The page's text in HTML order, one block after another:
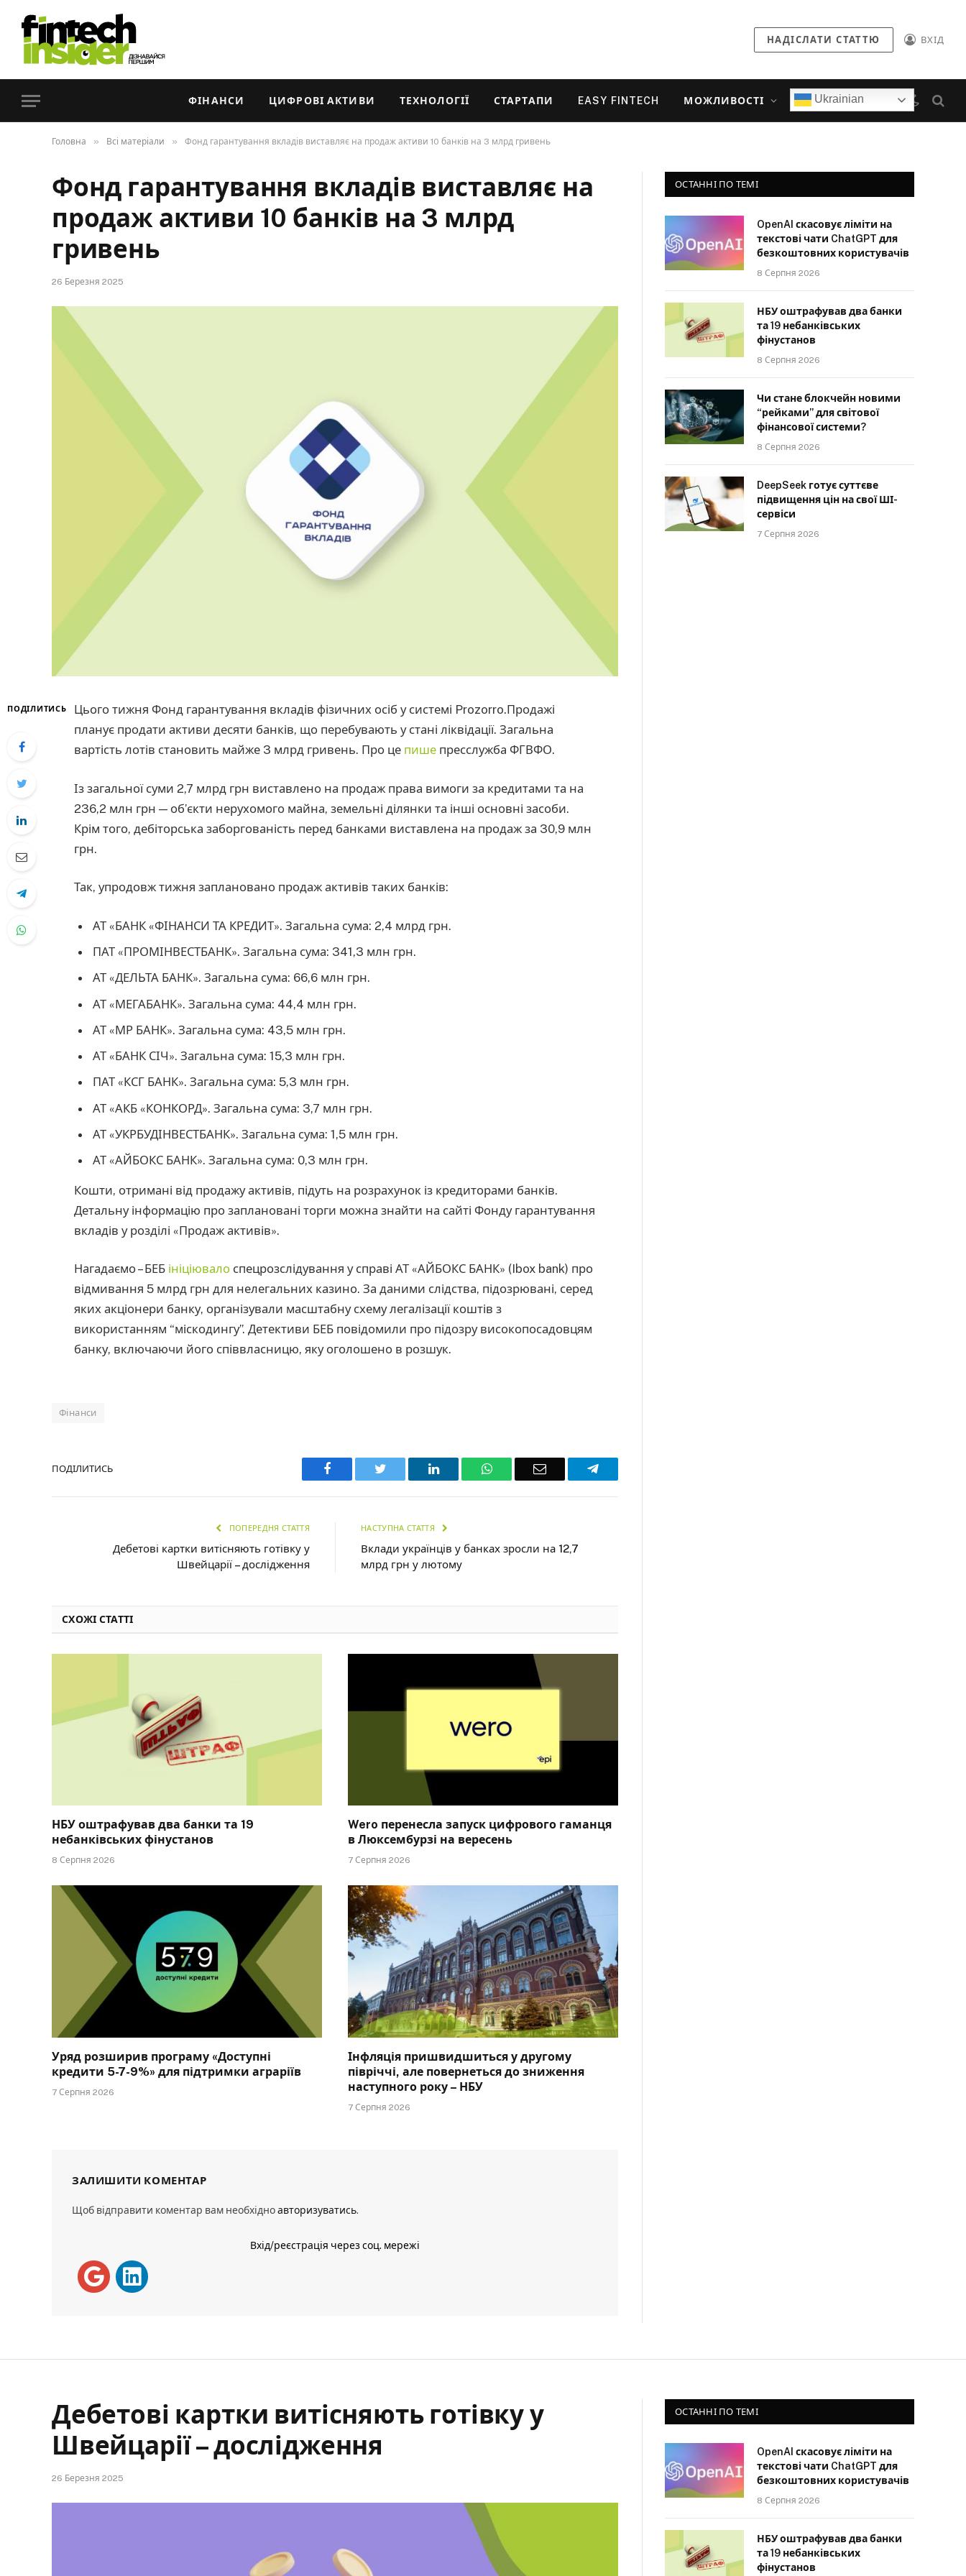
НАДІСЛАТИ СТАТТЮ ВХІД
ФІНАНСИ ЦИФРОВІ АКТИВИ ТЕХНОЛОГІЇ СТАРТАПИ EASY FINTECH МОЖЛИВОСТІ Ukrainian
Головна » Всі матеріали » Фонд гарантування вкладів виставляє на продаж активи 10 банків на 3 млрд гривень
Фонд гарантування вкладів виставляє на
продаж активи 10 банків на 3 млрд
гривень
26 Березня 2025
ПОДІЛИТИСЬ
Цього тижня Фонд гарантування вкладів фізичних осіб у системі Prozorro.Продажі
планує продати активи десяти банків, що перебувають у стані ліквідації. Загальна
вартість лотів становить майже 3 млрд гривень. Про це пише пресслужба ФГВФО.
Із загальної суми 2,7 млрд грн виставлено на продаж права вимоги за кредитами та на
236,2 млн грн — об’єкти нерухомого майна, земельні ділянки та інші основні засоби.
Крім того, дебіторська заборгованість перед банками виставлена на продаж за 30,9 млн
грн.
Так, упродовж тижня заплановано продаж активів таких банків:
АТ «БАНК «ФІНАНСИ ТА КРЕДИТ». Загальна сума: 2,4 млрд грн.
ПАТ «ПРОМІНВЕСТБАНК». Загальна сума: 341,3 млн грн.
АТ «ДЕЛЬТА БАНК». Загальна сума: 66,6 млн грн.
АТ «МЕГАБАНК». Загальна сума: 44,4 млн грн.
АТ «МР БАНК». Загальна сума: 43,5 млн грн.
АТ «БАНК СІЧ». Загальна сума: 15,3 млн грн.
ПАТ «КСГ БАНК». Загальна сума: 5,3 млн грн.
АТ «АКБ «КОНКОРД». Загальна сума: 3,7 млн грн.
АТ «УКРБУДІНВЕСТБАНК». Загальна сума: 1,5 млн грн.
АТ «АЙБОКС БАНК». Загальна сума: 0,3 млн грн.
Кошти, отримані від продажу активів, підуть на розрахунок із кредиторами банків.
Детальну інформацію про заплановані торги можна знайти на сайті Фонду гарантування
вкладів у розділі «Продаж активів».
Нагадаємо – БЕБ ініціювало спецрозслідування у справі АТ «АЙБОКС БАНК» (Ibox bank) про
відмивання 5 млрд грн для нелегальних казино. За даними слідства, підозрювані, серед
яких акціонери банку, організували масштабну схему легалізації коштів з
використанням “міскодингу”. Детективи БЕБ повідомили про підозру високопосадовцям
банку, включаючи його співвласницю, яку оголошено в розшук.
Фінанси
ПОДІЛИТИСЬ Facebook Twitter LinkedIn WhatsAppEmail Telegram
ПОПЕРЕДНЯ СТАТТЯ
Дебетові картки витісняють готівку у
Швейцарії – дослідження
НАСТУПНА СТАТТЯ
Вклади українців у банках зросли на 12,7
млрд грн у лютому
СХОЖІ СТАТТІ
НБУ оштрафував два банки та 19
небанківських фінустанов
8 Серпня 2026
Wero перенесла запуск цифрового гаманця
в Люксембурзі на вересень
7 Серпня 2026
Уряд розширив програму «Доступні
кредити 5-7-9%» для підтримки аграріїв
7 Серпня 2026
Інфляція пришвидшиться у другому
півріччі, але повернеться до зниження
наступного року – НБУ
7 Серпня 2026
ЗАЛИШИТИ КОМЕНТАР
Щоб відправити коментар вам необхідноавторизуватись.
Вхід/реєстрація через соц. мережі
ОСТАННІ ПО ТЕМІ
OpenAI скасовує ліміти на
текстові чати ChatGPT для
безкоштовних користувачів
8 Серпня 2026
НБУ оштрафував два банки
та 19 небанківських
фінустанов
8 Серпня 2026
Чи стане блокчейн новими
“рейками” для світової
фінансової системи?
8 Серпня 2026
DeepSeek готує суттєве
підвищення цін на свої ШІ-
сервіси
7 Серпня 2026
Дебетові картки витісняють готівку у
Швейцарії – дослідження
26 Березня 2025
ОСТАННІ ПО ТЕМІ
OpenAI скасовує ліміти на
текстові чати ChatGPT для
безкоштовних користувачів
8 Серпня 2026
НБУ оштрафував два банки
та 19 небанківських
фінустанов